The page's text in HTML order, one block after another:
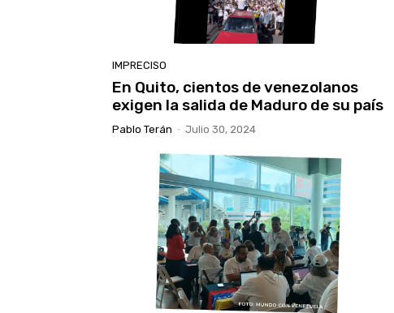
IMPRECISO
En Quito, cientos de venezolanos
exigen la salida de Maduro de su país
Pablo Terán - Julio 30, 2024